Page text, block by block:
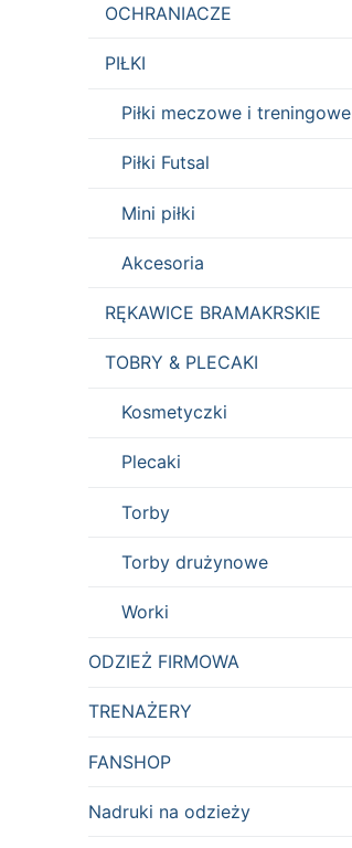
OCHRANIACZE
PIŁKI
Piłki meczowe i treningowe
Piłki Futsal
Mini piłki
Akcesoria
RĘKAWICE BRAMAKRSKIE
TOBRY & PLECAKI
Kosmetyczki
Plecaki
Torby
Torby drużynowe
Worki
ODZIEŻ FIRMOWA
TRENAŻERY
FANSHOP
Nadruki na odzieży